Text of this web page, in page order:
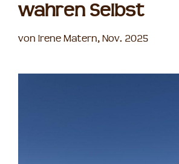
wahren Selbst
von Irene Matern, Nov. 2025